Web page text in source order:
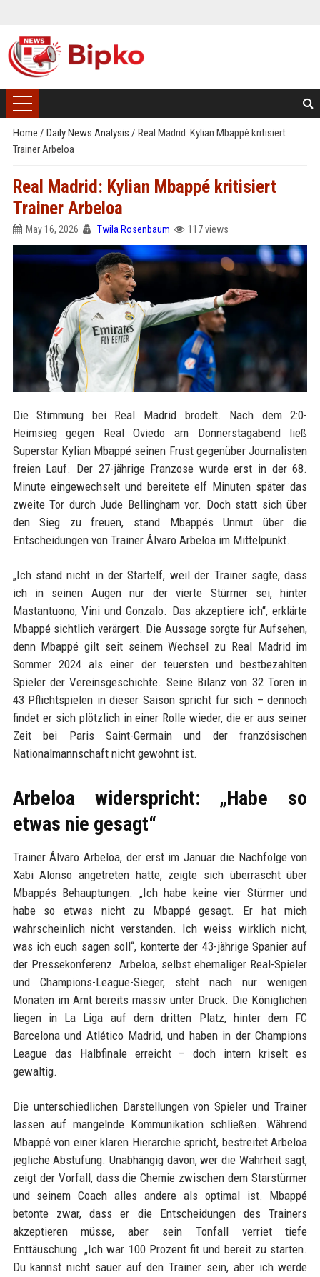
Home / Daily News Analysis / Real Madrid: Kylian Mbappé kritisiert
Trainer Arbeloa
Real Madrid: Kylian Mbappé kritisiert
Trainer Arbeloa
May 16, 2026 Twila Rosenbaum 117 views
Die Stimmung bei Real Madrid brodelt. Nach dem 2:0-
Heimsieg gegen Real Oviedo am Donnerstagabend ließ
Superstar Kylian Mbappé seinen Frust gegenüber Journalisten
freien Lauf. Der 27-jährige Franzose wurde erst in der 68.
Minute eingewechselt und bereitete elf Minuten später das
zweite Tor durch Jude Bellingham vor. Doch statt sich über
den Sieg zu freuen, stand Mbappés Unmut über die
Entscheidungen von Trainer Álvaro Arbeloa im Mittelpunkt.
„Ich stand nicht in der Startelf, weil der Trainer sagte, dass
ich in seinen Augen nur der vierte Stürmer sei, hinter
Mastantuono, Vini und Gonzalo. Das akzeptiere ich“, erklärte
Mbappé sichtlich verärgert. Die Aussage sorgte für Aufsehen,
denn Mbappé gilt seit seinem Wechsel zu Real Madrid im
Sommer 2024 als einer der teuersten und bestbezahlten
Spieler der Vereinsgeschichte. Seine Bilanz von 32 Toren in
43 Pflichtspielen in dieser Saison spricht für sich – dennoch
findet er sich plötzlich in einer Rolle wieder, die er aus seiner
Zeit bei Paris Saint-Germain und der französischen
Nationalmannschaft nicht gewohnt ist.
Arbeloa widerspricht: „Habe so
etwas nie gesagt“
Trainer Álvaro Arbeloa, der erst im Januar die Nachfolge von
Xabi Alonso angetreten hatte, zeigte sich überrascht über
Mbappés Behauptungen. „Ich habe keine vier Stürmer und
habe so etwas nicht zu Mbappé gesagt. Er hat mich
wahrscheinlich nicht verstanden. Ich weiss wirklich nicht,
was ich euch sagen soll“, konterte der 43-jährige Spanier auf
der Pressekonferenz. Arbeloa, selbst ehemaliger Real-Spieler
und Champions-League-Sieger, steht nach nur wenigen
Monaten im Amt bereits massiv unter Druck. Die Königlichen
liegen in La Liga auf dem dritten Platz, hinter dem FC
Barcelona und Atlético Madrid, und haben in der Champions
League das Halbfinale erreicht – doch intern kriselt es
gewaltig.
Die unterschiedlichen Darstellungen von Spieler und Trainer
lassen auf mangelnde Kommunikation schließen. Während
Mbappé von einer klaren Hierarchie spricht, bestreitet Arbeloa
jegliche Abstufung. Unabhängig davon, wer die Wahrheit sagt,
zeigt der Vorfall, dass die Chemie zwischen dem Starstürmer
und seinem Coach alles andere als optimal ist. Mbappé
betonte zwar, dass er die Entscheidungen des Trainers
akzeptieren müsse, aber sein Tonfall verriet tiefe
Enttäuschung. „Ich war 100 Prozent fit und bereit zu starten.
Du kannst nicht sauer auf den Trainer sein, aber ich werde